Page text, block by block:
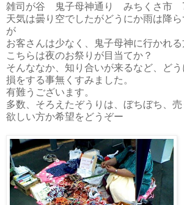
雑司が谷 鬼子母神通り みちくさ市
天気は曇り空でしたがどうにか雨は降
が
お客さんは少なく、鬼子母神に行かれ
こちらは夜のお祭りが目当てか？
そんななか、知り合いが来るなど、ど
損をする事無くすみました。
有難うございます。
多数、そろえたぞうりは、ぼちぼち、売
欲しい方か希望をどうぞー